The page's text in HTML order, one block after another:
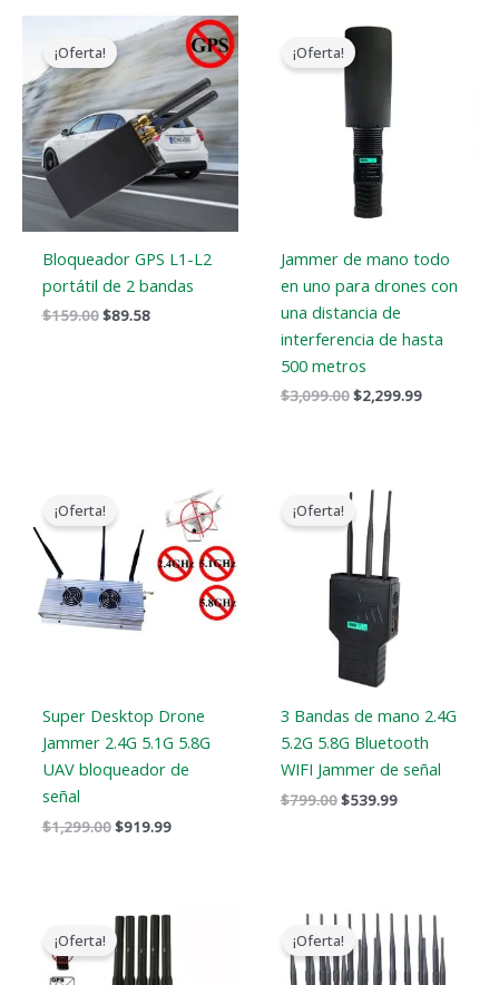
¡Oferta!
Bloqueador GPS L1-L2
portátil de 2 bandas
$159.00
precio
original
era:
$159.00.
$89.58
El
precio
actual
es:
$89.58.
¡Oferta!
Jammer de mano todo
en uno para drones con
una distancia de
interferencia de hasta
500 metros
$3,099.00
El
precio
original
$3,099.00.
$2,299.99
¡Oferta!
Super Desktop Drone
Jammer 2.4G 5.1G 5.8G
UAV bloqueador de
señal
$1,299.00
era:
$1,299.00.
$919.99
precio
actual
es:
$919.99.
¡Oferta!
3 Bandas de mano 2.4G
5.2G 5.8G Bluetooth
WIFI Jammer de señal
$799.00
precio
original
era:
$799.00.
$539.99
¡Oferta!
precio
original
era:
El
precio
actual
es:
¡Oferta!
El
precio
original
era:
El
precio
actual
es: